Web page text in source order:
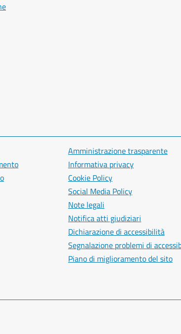
Amministrazione trasparente
Informativa privacy
Cookie Policy
Social Media Policy
Note legali
Notifica atti giudiziari
Dichiarazione di accessibilità
Segnalazione problemi di
Piano di miglioramento del sito